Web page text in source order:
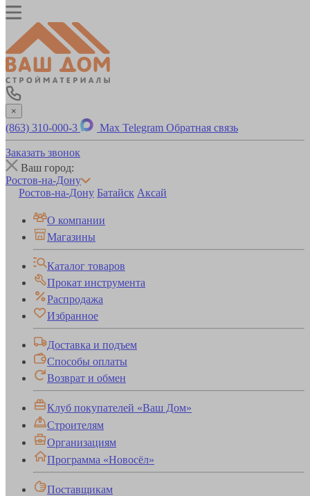
×
(863) 310-000-3 Max Telegram Обратная связь
Заказать звонок
Ваш город:
Ростов-на-Дону
Ростов-на-Дону Батайск Аксай
О компании
Магазины
Каталог товаров
Прокат инструмента
Распродажа
Избранное
Доставка и подъем
Способы оплаты
Возврат и обмен
Клуб покупателей «Ваш Дом»
Строителям
Организациям
Программа «Новосёл»
Поставщикам